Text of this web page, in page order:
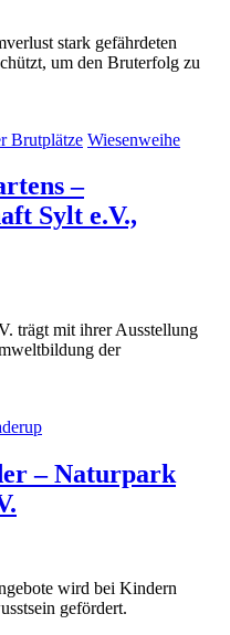
stark gefährdeten
um den Bruterfolg zu
Brutplätze Wiesenweihe
–
Sylt e.V.,
trägt mit ihrer Ausstellung
der
– Naturpark
wird bei Kindern
gefördert.